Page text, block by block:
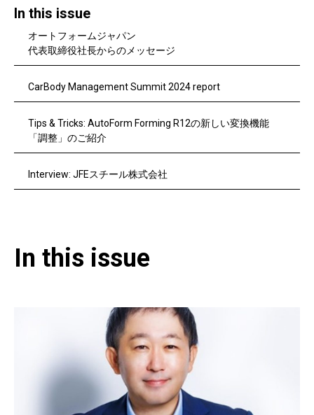
In this issue
オートフォームジャパン
代表取締役社長からのメッセージ
CarBody Management Summit 2024 report
Tips & Tricks: AutoForm Forming R12の新しい変換機能
「調整」のご紹介
Interview: JFEスチール株式会社
In this issue​